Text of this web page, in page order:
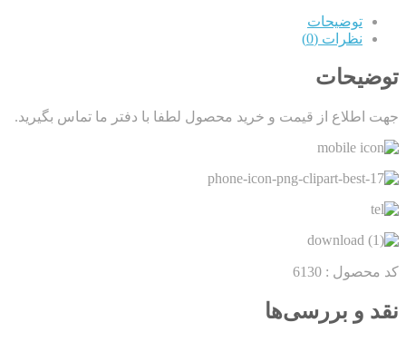
توضیحات
نظرات (0)
توضیحات
جهت اطلاع از قیمت و خرید محصول لطفا با دفتر ما تماس بگیرید.
کد محصول : 6130
نقد و بررسی‌ها